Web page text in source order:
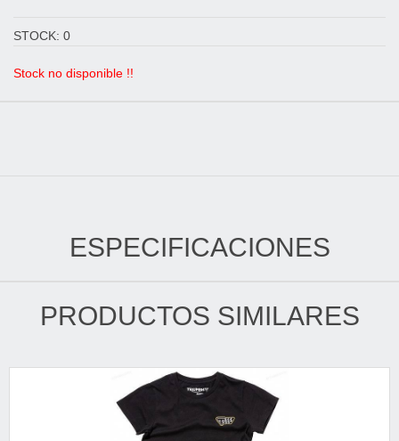
STOCK: 0
Stock no disponible !!
ESPECIFICACIONES
PRODUCTOS SIMILARES